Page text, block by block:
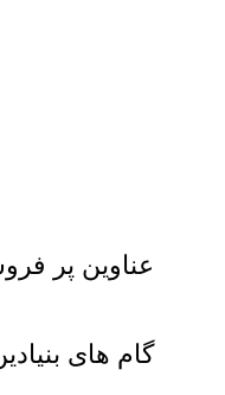
عناوین پر
گام های